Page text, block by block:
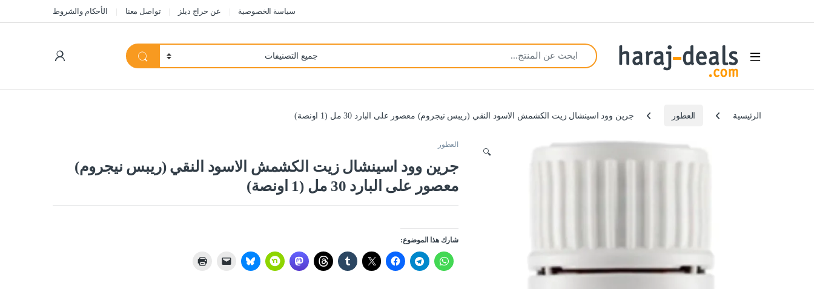
سياسة الخصوصية عن حراج ديلز تواصل معنا الأحكام والشروط
Open
Search for:
الرئيسية العطور جرين وود اسينشال زيت الكشمش الاسود النقي (ريبس نيجروم) معصور على البارد 30 مل (1 اونصة)
🔍
العطور
جرين وود اسينشال زيت الكشمش الاسود النقي (ريبس نيجروم)
معصور على البارد 30 مل (1 اونصة)
شارك هذا الموضوع: